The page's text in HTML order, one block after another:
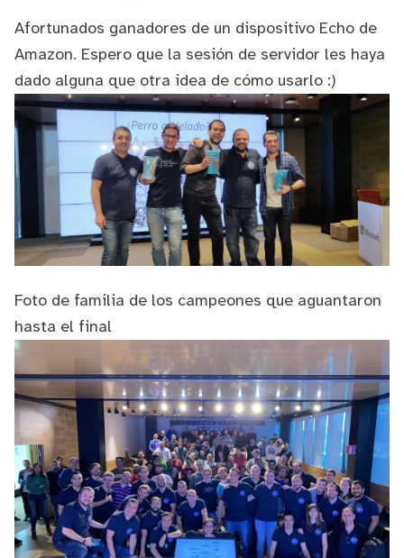
Afortunados ganadores de un dispositivo Echo de
Amazon. Espero que la sesión de servidor les haya
dado alguna que otra idea de cómo usarlo :)
Foto de familia de los campeones que aguantaron
hasta el final